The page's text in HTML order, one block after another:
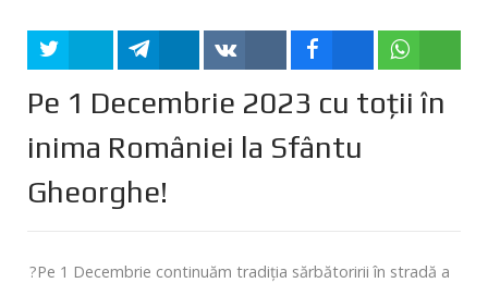
Pe 1 Decembrie 2023 cu toții în
inima României la Sfântu
Gheorghe!
?Pe 1 Decembrie continuăm tradiția sărbătoririi în stradă a